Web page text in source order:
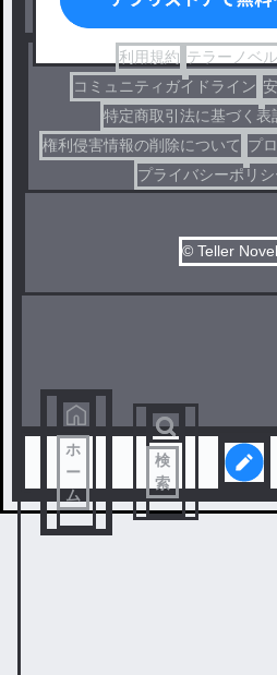
コ
利用規約 テラーノベ
コミュニティガイドライン
特定商取引法に基づく表
権利侵害情報の削除について プ
プライバシーポリシ
© Teller
ホ
ー
ム
検
索